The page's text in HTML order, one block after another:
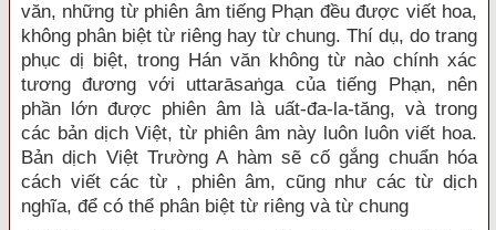
văn, những từ phiên âm tiếng Phạn đều được viết hoa,
không phân biệt từ riêng hay từ chung. Thí dụ, do trang
phục dị biệt, trong Hán văn không từ nào chính xác
tương đương với uttarāsaṅga của tiếng Phạn, nên
phần lớn được phiên âm là uất-đa-la-tăng, và trong
các bản dịch Việt, từ phiên âm này luôn luôn viết hoa.
Bản dịch Việt Trường A hàm sẽ cố gắng chuẩn hóa
cách viết các từ , phiên âm, cũng như các từ dịch
nghĩa, để có thể phân biệt từ riêng và từ chung